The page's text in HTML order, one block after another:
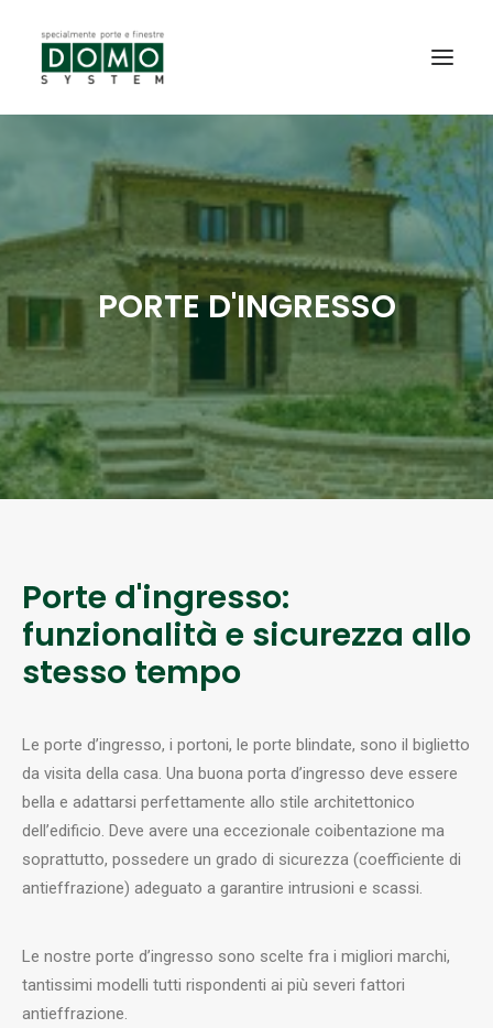
SHOWROOM
REALIZZAZIONI
PARTNERS
CONTATTI
PROMO INTERNORM
RICERCA
PORTE D'INGRESSO
Porte d'ingresso:
funzionalità e sicurezza allo
stesso tempo
Le porte d’ingresso, i portoni, le porte blindate, sono il biglietto
da visita della casa. Una buona porta d’ingresso deve essere
bella e adattarsi perfettamente allo stile architettonico
dell’edificio. Deve avere una eccezionale coibentazione ma
soprattutto, possedere un grado di sicurezza (coefficiente di
antieffrazione) adeguato a garantire intrusioni e scassi.
Le nostre porte d’ingresso sono scelte fra i migliori marchi,
tantissimi modelli tutti rispondenti ai più severi fattori
antieffrazione.